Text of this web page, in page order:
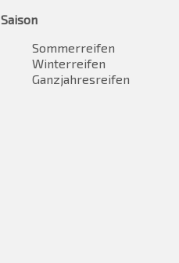
Saison
Sommerreifen
Winterreifen
Ganzjahresreifen